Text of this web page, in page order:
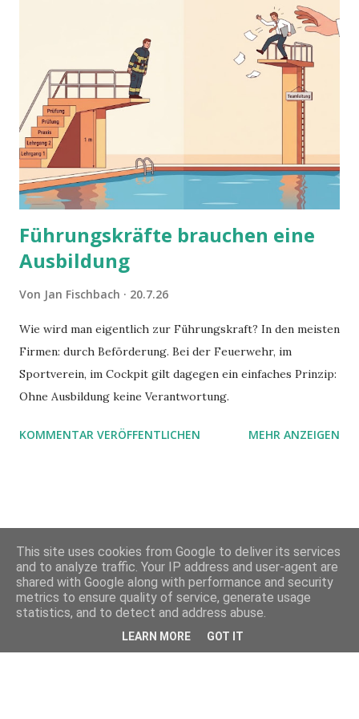
Führungskräfte brauchen eine
Ausbildung
Von Jan Fischbach 20.7.26
Wie wird man eigentlich zur Führungskraft? In den meisten
Firmen: durch Beförderung. Bei der Feuerwehr, im
Sportverein, im Cockpit gilt dagegen ein einfaches Prinzip:
Ohne Ausbildung keine Verantwortung.
KOMMENTAR VERÖFFENTLICHEN MEHR ANZEIGEN
Powered by Blogger
This site uses cookies from Google to deliver its services
and to analyze traffic. Your IP address and user-agent are
shared with Google along with performance and security
metrics to ensure quality of service, generate usage
statistics, and to detect and address abuse.
LEARN MORE GOT IT